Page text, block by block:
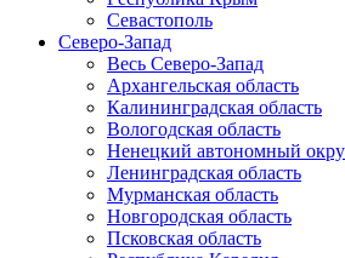
Севастополь
Северо-Запад
Весь Северо-Запад
Архангельская область
Калининградская область
Вологодская область
Ненецкий автономный
Ленинградская область
Мурманская область
Новгородская область
Псковская область